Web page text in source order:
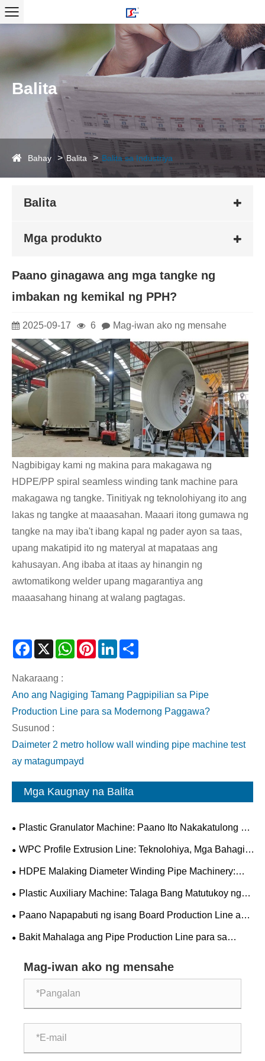
Balita
Bahay Balita Balita sa Industriya
Balita
Mga produkto
Paano ginagawa ang mga tangke ng
imbakan ng kemikal ng PPH?
2025-09-17 6 Mag-iwan ako ng mensahe
Nagbibigay kami ng makina para makagawa ng
HDPE/PP spiral seamless winding tank machine para
makagawa ng tangke. Tinitiyak ng teknolohiyang ito ang
lakas ng tangke at maaasahan. Maaari itong gumawa ng
tangke na may iba't ibang kapal ng pader ayon sa taas,
upang makatipid ito ng materyal at mapataas ang
kahusayan. Ang ibaba at itaas ay hinangin ng
awtomatikong welder upang magarantiya ang
maaasahang hinang at walang pagtagas.
Facebook
X WhatsAppPinterestLinkedIn
Nakaraang :
Ano ang Nagiging Tamang Pagpipilian sa Pipe
Production Line para sa Modernong Paggawa?
Susunod :
Daimeter 2 metro hollow wall winding pipe machine test
ay matagumpayd
Mga Kaugnay na Balita
Plastic Granulator Machine: Paano Ito Nakakatulong na
Pahusayin ang Kahusayan sa Pag-recycle
WPC Profile Extrusion Line: Teknolohiya, Mga Bahagi
at Pag-optimize ng Proseso
HDPE Malaking Diameter Winding Pipe Machinery:
Isang Praktikal na Gabay na may Mga Pangunahing
Plastic Auxiliary Machine: Talaga Bang Matutukoy ng
Pangalawang Kagamitan ang Pangunahing Kalidad ng
Paano Napapabuti ng isang Board Production Line ang
Kahusayan sa Paggawa?
Bakit Mahalaga ang Pipe Production Line para sa
Mag-iwan ako ng mensahe